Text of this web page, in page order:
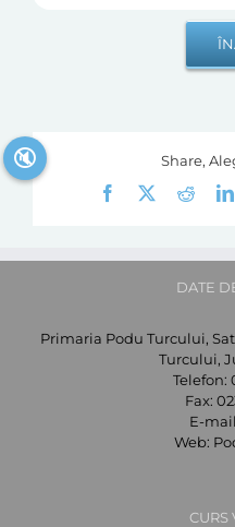
Share,
Facebook
Reddit
DATE
Primaria Podu Turcului,
Turcului,
Telefon:
Fax:
E-
Web:
CURS
🔇